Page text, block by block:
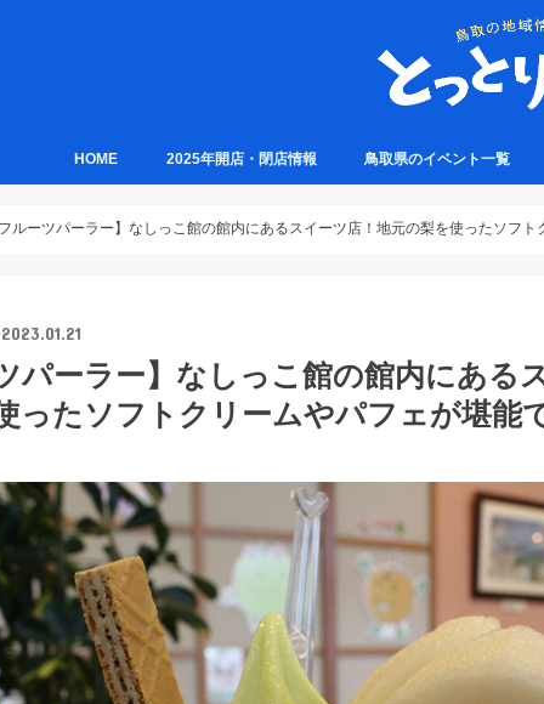
HOME 2025年開店・閉店情報 鳥取県のイベント一覧
フルーツパーラー】なしっこ館の館内にあるスイーツ店！地元の梨を使ったソフ
2023.01.21
パーラー】なしっこ館の館内にある
ったソフトクリームやパフェが堪